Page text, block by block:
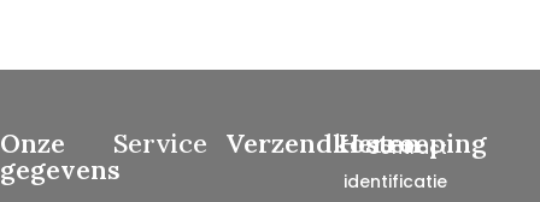
Onze
gegevens
Service Verzendkosten
Herroeping
Contract
identificatie